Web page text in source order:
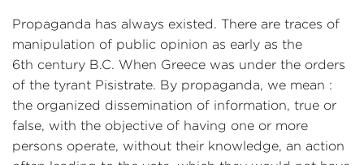
Propaganda has always existed. There are traces of
manipulation of public opinion as early as the
6th century B.C. When Greece was under the orders
of the tyrant Pisistrate. By propaganda, we mean :
the organized dissemination of information, true or
false, with the objective of having one or more
persons operate, without their knowledge, an action